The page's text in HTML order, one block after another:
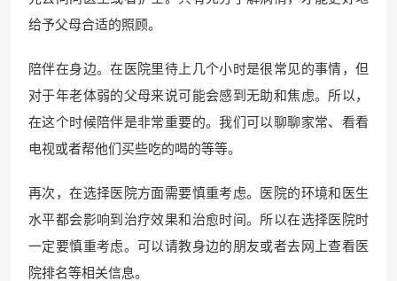
给予父母合适的照顾。
陪伴在身边。在医院里待上几个小时是很常见的事情，但
对于年老体弱的父母来说可能会感到无助和焦虑。所以，
在这个时候陪伴是非常重要的。我们可以聊聊家常、看看
电视或者帮他们买些吃的喝的等等。
再次，在选择医院方面需要慎重考虑。医院的环境和医生
水平都会影响到治疗效果和治愈时间。所以在选择医院时
一定要慎重考虑。可以请教身边的朋友或者去网上查看医
院排名等相关信息。